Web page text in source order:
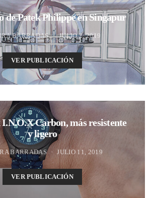
de Patek Philippe en Singapur
BARRADAS JULIO 2, 2019
VER PUBLICACIÓN
Carbon, más resistente
y ligero
BARRADAS JULIO 11, 2019
VER PUBLICACIÓN